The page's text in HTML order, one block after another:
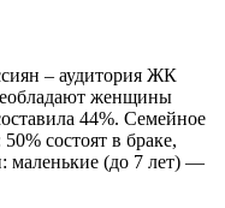
– аудитория ЖК
женщины
44%. Семейное
состоят в браке,
маленькие (до 7 лет) —